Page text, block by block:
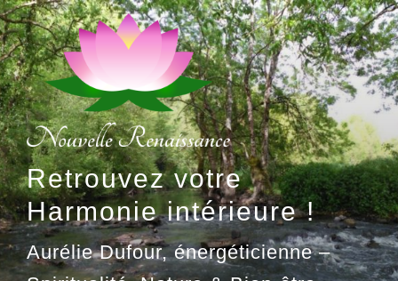
Aller
au
contenu
principal
Retrouvez votre
Harmonie intérieure !
Aurélie Dufour, énergéticienne –